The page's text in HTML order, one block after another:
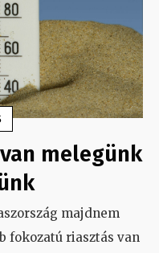
melegünk
majdnem
fokozatú riasztás van